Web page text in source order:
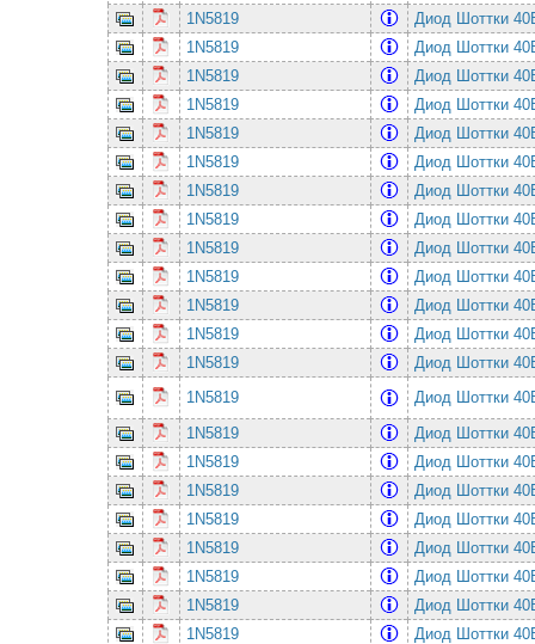
1N5819
Диод Шоттки
1N5819
Диод Шоттки
1N5819
Диод Шоттки
1N5819
Диод Шоттки
1N5819
Диод Шоттки
1N5819
Диод Шоттки
1N5819
Диод Шоттки
1N5819
Диод Шоттки
1N5819
Диод Шоттки
1N5819
Диод Шоттки
1N5819
Диод Шоттки
1N5819
Диод Шоттки
1N5819
Диод Шоттки
1N5819
Диод Шоттки
1N5819
Диод Шоттки
1N5819
Диод Шоттки
1N5819
Диод Шоттки
1N5819
Диод Шоттки
1N5819
Диод Шоттки
1N5819
Диод Шоттки
1N5819
Диод Шоттки
1N5819
Диод Шоттки